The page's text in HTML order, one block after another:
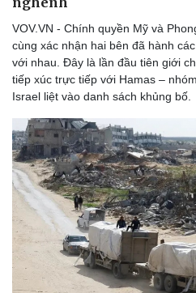
Thể thao
Lịch thi đấu bóng đá
Thế giới thể thao
eSports
Hậu trường
VOV.VN - Chính quyền Mỹ và
cùng xác nhận hai bên đã hành
với nhau. Đây là lần đầu tiên giới
tiếp xúc trực tiếp với Hamas –
Israel liệt vào danh sách khủng bố.